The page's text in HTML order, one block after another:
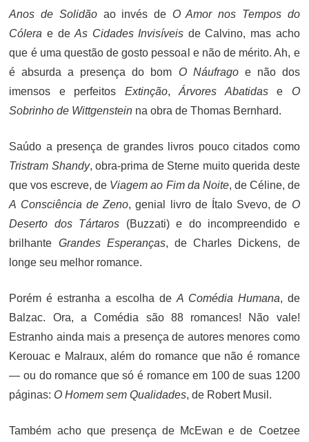
Anos de Solidãoao invés de O Amor nos Tempos do
Cólera e deAs Cidades Invisíveis de Calvino, mas acho
que é uma questão de gosto pessoal e não de mérito. Ah, e
é absurda a presença do bom O Náufragoe não dos
imensos e perfeitos Extinção,Árvores Abatidase O
Sobrinho de Wittgenstein na obra de Thomas Bernhard.
Saúdo a presença de grandes livros pouco citados como
Tristram Shandy, obra-prima de Sterne muito querida deste
que vos escreve, de Viagem ao Fim da Noite, de Céline, de
A Consciência de Zeno, genial livro de Ítalo Svevo, de O
Deserto dos Tártaros (Buzzati) e do incompreendido e
brilhante Grandes Esperanças, de Charles Dickens, de
longe seu melhor romance.
Porém é estranha a escolha de A Comédia Humana, de
Balzac. Ora, a Comédia são 88 romances! Não vale!
Estranho ainda mais a presença de autores menores como
Kerouac e Malraux, além do romance que não é romance
— ou do romance que só é romance em 100 de suas 1200
páginas: O Homem sem Qualidades, de Robert Musil.
Também acho que presença de McEwan e de Coetzee